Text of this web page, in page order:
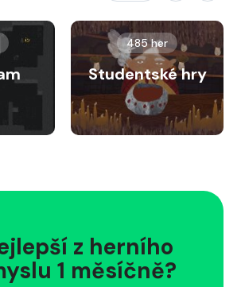
485 her
Studentské hry
z herního
1 měsíčně?